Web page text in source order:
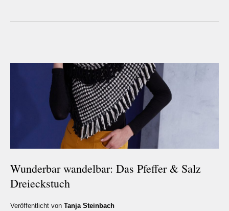
Wunderbar wandelbar: Das Pfeffer & Salz
Dreieckstuch
Veröffentlicht von Tanja Steinbach